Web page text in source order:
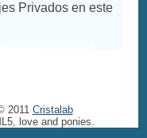
Privados en este
2011 Cristalab
love and ponies.